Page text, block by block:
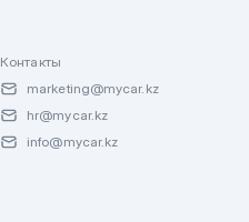
Контакты
marketing@mycar.kz
hr@mycar.kz
info@mycar.kz